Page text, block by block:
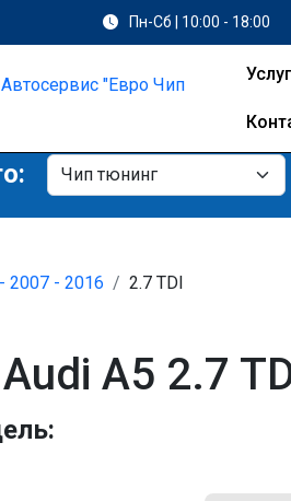
Пн-Сб | 10:00 - 18:00
2007 - 2016 2.7 TDI
A5 2.7